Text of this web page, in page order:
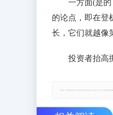
一方面(是
的论点，即在登
长，它们就越像
投资者抬高